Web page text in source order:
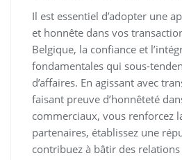
Il est essentiel d’adopter une
et honnête dans vos
Belgique, la confiance et
fondamentales qui sous-
d’affaires. En agissant avec
faisant preuve d’honnêteté
commerciaux, vous renforcez
partenaires, établissez une
contribuez à bâtir des